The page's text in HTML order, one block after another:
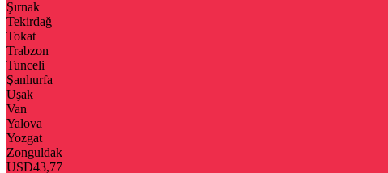
Şırnak
Tekirdağ
Tokat
Trabzon
Tunceli
Şanlıurfa
Uşak
Van
Yalova
Yozgat
Zonguldak
USD43,77